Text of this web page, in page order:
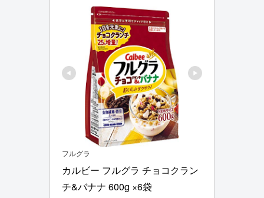
フルグラ
カルビー フルグラ チョコクラン
チ&バナナ 600g ×6袋